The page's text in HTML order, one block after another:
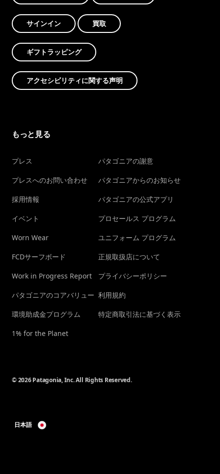
サインイン 買取
ギフトラッピング
アクセシビリティに関する声明
もっと見る
プレス
プレスへのお問い合わせ
採用情報
イベント
Worn Wear
FCDサーフボード
Work in Progress Report
パタゴニアのコアバリュー
環境助成金プログラム
1% for the Planet
パタゴニアの謝意
パタゴニアからのお知らせ
パタゴニアの公式アプリ
プロセールス プログラム
ユニフォーム プログラム
正規取扱店について
プライバシーポリシー
利用規約
特定商取引法に基づく表示
© 2026 Patagonia, Inc. All Rights Reserved.
日本語